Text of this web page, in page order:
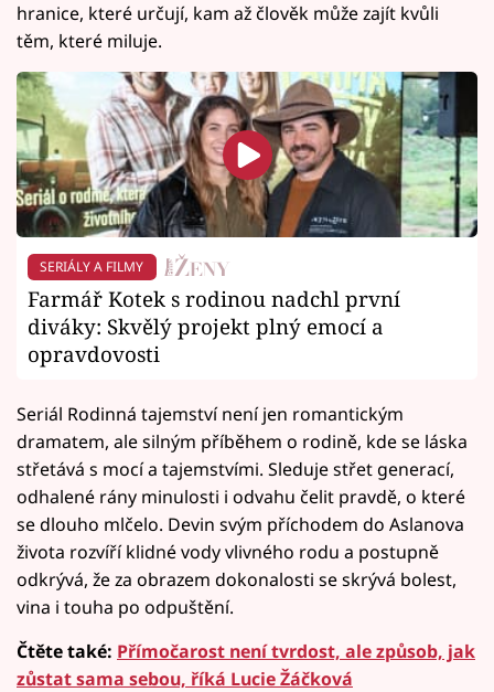
hranice, které určují, kam až člověk může zajít kvůli
těm, které miluje.
SERIÁLY A FILMY
Farmář Kotek s rodinou nadchl první
diváky: Skvělý projekt plný emocí a
opravdovosti
Seriál Rodinná tajemství není jen romantickým
dramatem, ale silným příběhem o rodině, kde se láska
střetává s mocí a tajemstvími. Sleduje střet generací,
odhalené rány minulosti i odvahu čelit pravdě, o které
se dlouho mlčelo. Devin svým příchodem do Aslanova
života rozvíří klidné vody vlivného rodu a postupně
odkrývá, že za obrazem dokonalosti se skrývá bolest,
vina i touha po odpuštění.
Čtěte také: Přímočarost není tvrdost, ale způsob, jak
zůstat sama sebou, říká Lucie Žáčková